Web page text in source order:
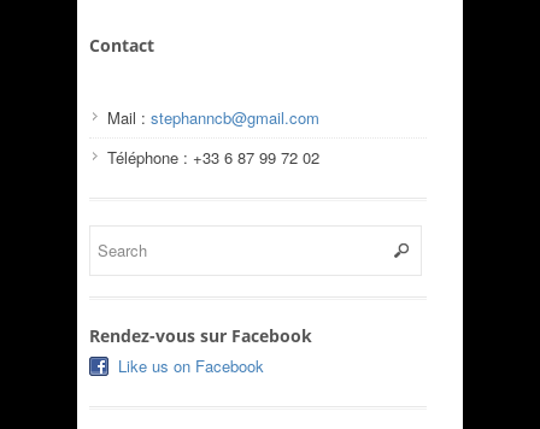
Contact
Mail : stephanncb@gmail.com
Téléphone : +33 6 87 99 72 02
Rendez-vous sur Facebook
Like us on Facebook